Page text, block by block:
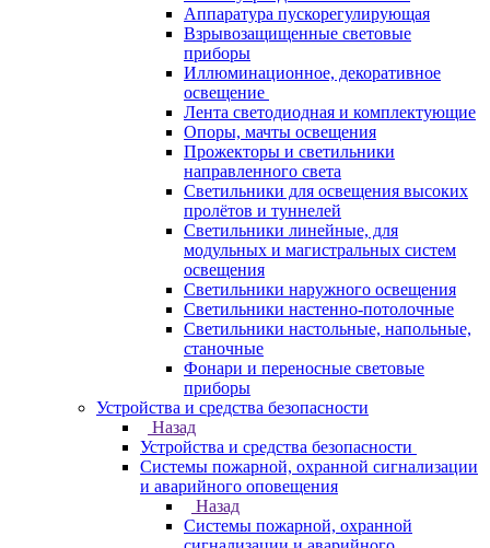
Аппаратура пускорегулирующая
Взрывозащищенные световые
приборы
Иллюминационное, декоративное
освещение
Лента светодиодная и комплектующие
Опоры, мачты освещения
Прожекторы и светильники
направленного света
Светильники для освещения высоких
пролётов и туннелей
Светильники линейные, для
модульных и магистральных систем
освещения
Светильники наружного освещения
Светильники настенно-потолочные
Светильники настольные, напольные,
станочные
Фонари и переносные световые
приборы
Устройства и средства безопасности
Назад
Устройства и средства безопасности
Системы пожарной, охранной сигнализации
и аварийного оповещения
Назад
Системы пожарной, охранной